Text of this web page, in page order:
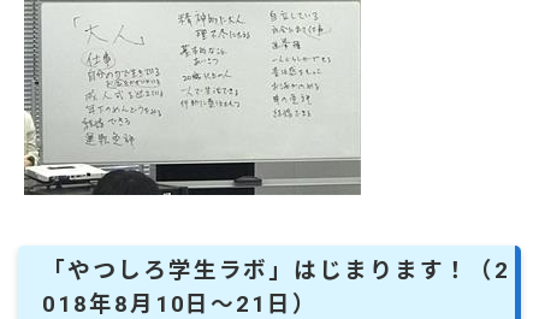
「やつしろ学生ラボ」はじまります！（2
018年8月10日～21日）